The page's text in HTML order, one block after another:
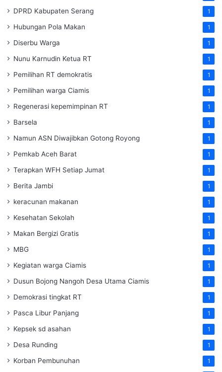
DPRD Kabupaten Serang 1
Hubungan Pola Makan 1
Diserbu Warga 1
Nunu Karnudin Ketua RT 1
Pemilihan RT demokratis 1
Pemilihan warga Ciamis 1
Regenerasi kepemimpinan RT 1
Barsela 1
Namun ASN Diwajibkan Gotong Royong 1
Pemkab Aceh Barat 1
Terapkan WFH Setiap Jumat 1
Berita Jambi 1
keracunan makanan 1
Kesehatan Sekolah 1
Makan Bergizi Gratis 1
MBG 1
Kegiatan warga Ciamis 1
Dusun Bojong Nangoh Desa Utama Ciamis 1
Demokrasi tingkat RT 1
Pasca Libur Panjang 1
Kepsek sd asahan 1
Desa Runding 1
Korban Pembunuhan 1